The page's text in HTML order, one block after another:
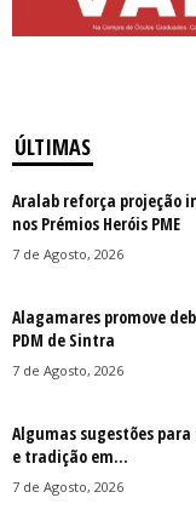
ÚLTIMAS
Aralab reforça projeção
nos Prémios Heróis PME
7 de Agosto, 2026
Alagamares promove
PDM de Sintra
7 de Agosto, 2026
Algumas sugestões
e tradição em...
7 de Agosto, 2026